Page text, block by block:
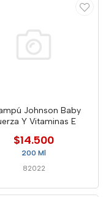
Johnson Baby
Y Vitaminas E
$14.500
200 Ml
82022